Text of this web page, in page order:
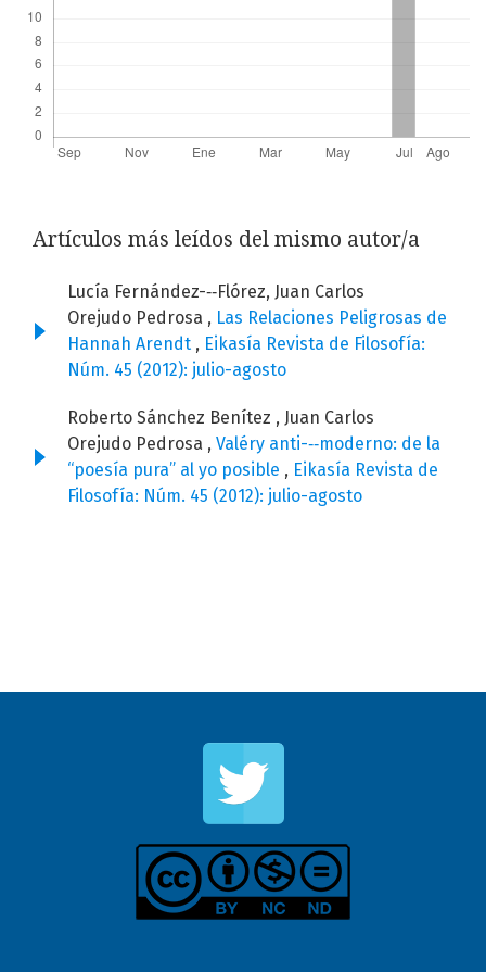
Artículos más leídos del mismo autor/a
Lucía Fernández-‐‑Flórez, Juan Carlos
Orejudo Pedrosa , Las Relaciones Peligrosas de
Hannah Arendt , Eikasía Revista de Filosofía:
Núm. 45 (2012): julio-agosto
Roberto Sánchez Benítez , Juan Carlos
Orejudo Pedrosa , Valéry anti-‐‑moderno: de la
“poesía pura” al yo posible , Eikasía Revista de
Filosofía: Núm. 45 (2012): julio-agosto